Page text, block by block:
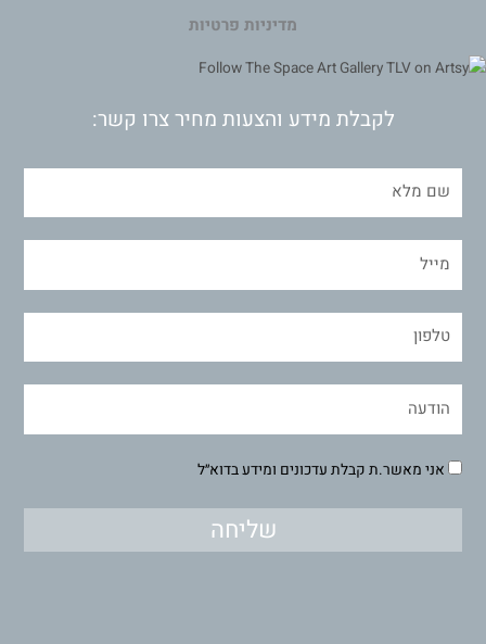
מדיניות פרטיות
לקבלת מידע והצעות מחיר צרו קשר:
אני מאשר.ת קבלת עדכונים ומידע בדוא״ל
שליחה